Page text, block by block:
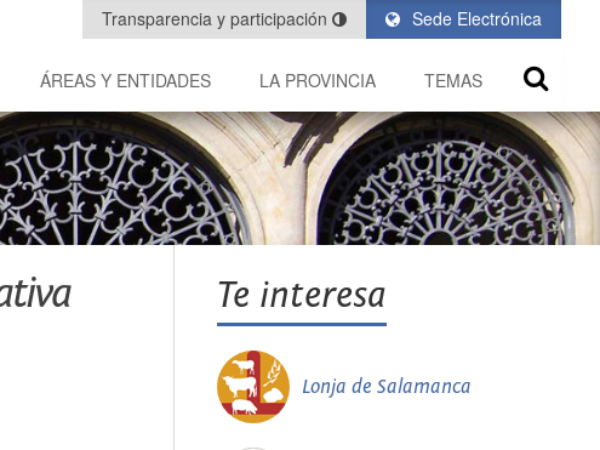
Sede Electrónica
Transparencia y participación
ÁREAS Y ENTIDADES LA PROVINCIA TEMAS
Te interesa
Lonja de Salamanca